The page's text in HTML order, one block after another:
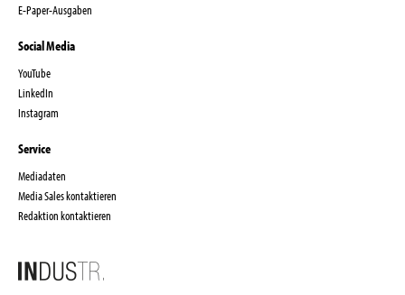
E-Paper-Ausgaben
Social Media
YouTube
LinkedIn
Instagram
Service
Mediadaten
Media Sales kontaktieren
Redaktion kontaktieren